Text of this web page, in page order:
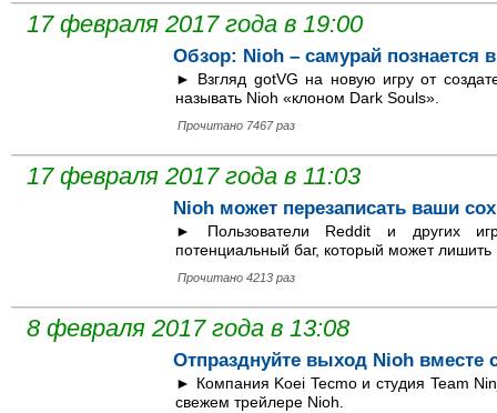
17 февраля 2017 года в 19:00
Обзор: Nioh – самурай познается
► Взгляд gotVG на новую игру от
называть Nioh «клоном Dark Souls».
Прочитано 7467 раз
17 февраля 2017 года в 11:03
Nioh может перезаписать ваши
► Пользователи Reddit и других
потенциальный баг, который может лишить
Прочитано 4213 раз
8 февраля 2017 года в 13:08
Отпразднуйте выход Nioh вместе
► Компания Koei Tecmo и студия Team
свежем трейлере Nioh.